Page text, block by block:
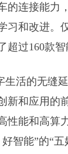
的连接能力
习和改进。
过160款智
活的无缝
新和应用的
性能和高算
智能”的“